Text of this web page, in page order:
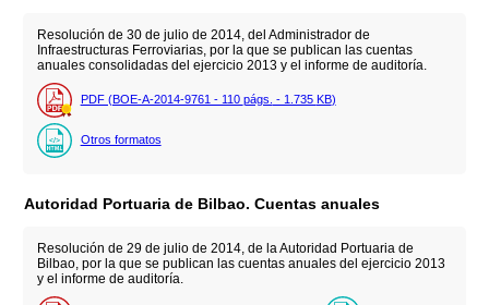
Resolución de 30 de julio de 2014, del Administrador de
Infraestructuras Ferroviarias, por la que se publican las cuentas
anuales consolidadas del ejercicio 2013 y el informe de auditoría.
PDF (BOE-A-2014-9761 - 110 págs. - 1.735 KB)
Otros formatos
Autoridad Portuaria de Bilbao. Cuentas anuales
Resolución de 29 de julio de 2014, de la Autoridad Portuaria de
Bilbao, por la que se publican las cuentas anuales del ejercicio 2013
y el informe de auditoría.